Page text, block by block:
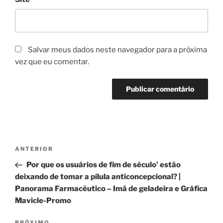
Salvar meus dados neste navegador para a próxima
vez que eu comentar.
Navegação
Post
Post
anterior
ANTERIOR
Por que os usuários de fim de século’ estão
deixando de tomar a pílula anticoncepcional? |
Panorama Farmacêutico – Imã de geladeira e Gráfica
Mavicle-Promo